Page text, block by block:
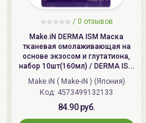
/ 0 отзывов
Make.iN DERMA ISM Маска
тканевая омолаживающая на
основе экзосом и глутатиона,
набор 10шт(160мл) / DERMA ISM
100 Exosome Glutachion 10 Days
Face Mask
Make.iN ( Make-iN ) (Япония)
Код: 4573499132133
84.90 руб.